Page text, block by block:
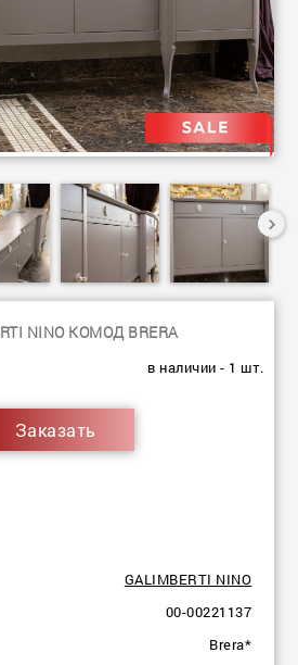
NINO КОМОД BRERA
в наличии - 1 шт.
Заказать
GALIMBERTI NINO
00-00221137
Brera*